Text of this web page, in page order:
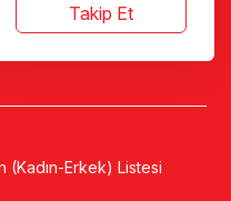
Takip Et
(Kadın-Erkek) Listesi